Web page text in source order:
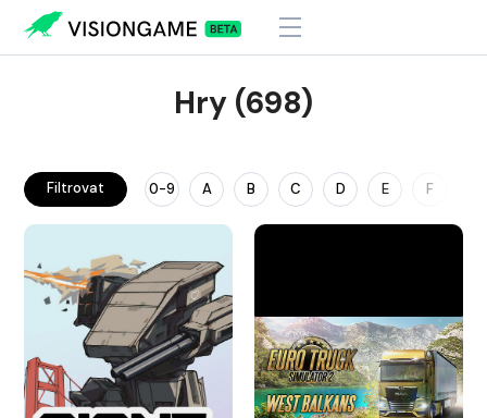
Hry (698)
Filtrovat 0-9 A B C D E F